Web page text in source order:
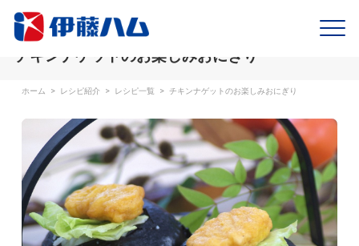
チキンナゲットのお楽しみおにぎり
ホーム > レシピ紹介 > レシピ一覧 > チキンナゲットのお楽しみおにぎり